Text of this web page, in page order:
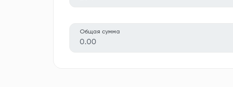
Общая сумма
0.00